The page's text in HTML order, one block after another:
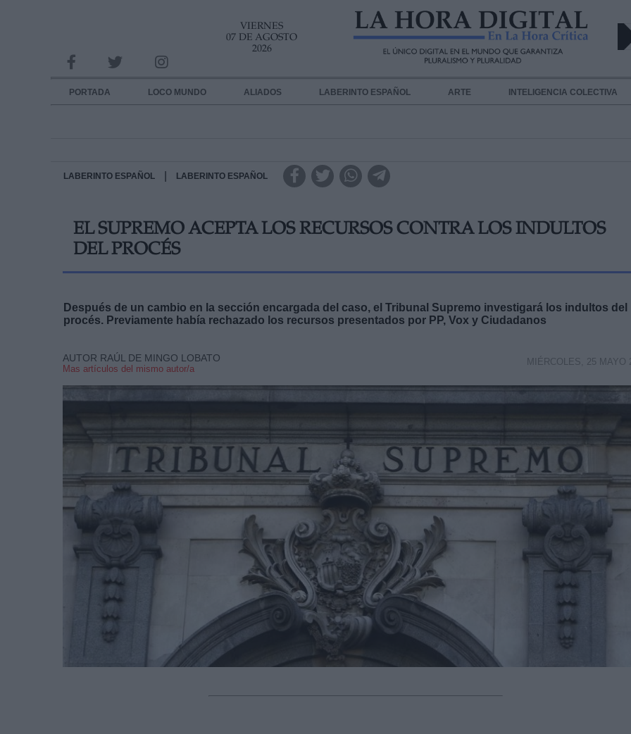
VIERNES
07 DE AGOSTO
2026
PORTADA LOCO MUNDO ALIADOS LABERINTO ESPAÑOL ARTE INTELIGENCIA COLECTIVA
LABERINTO ESPAÑOL LABERINTO ESPAÑOL
EL SUPREMO ACEPTA LOS RECURSOS CONTRA LOS INDULTOS
DEL PROCÉS
Después de un cambio en la sección encargada del caso, el Tribunal Supremo investigará los indultos del
procés. Previamente había rechazado los recursos presentados por PP, Vox y Ciudadanos
AUTOR RAÚL DE MINGO LOBATO
Mas artículos del mismo autor/a
MIÉRCOLES, 25 MAYO
INFORMACION SOBRE LA PROTECCIÓN DE TUS DATOS
Responsable:
Destinatarios:
link
Información adicional
link